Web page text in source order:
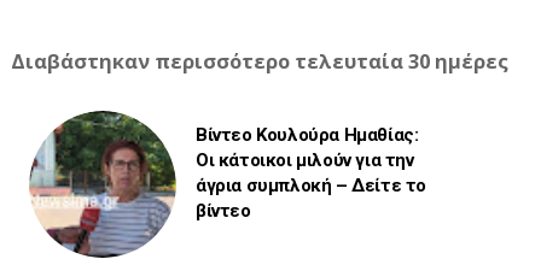
Διαβάστηκαν περισσότερο τελευταία 30 ημέρες
Βίντεο Κουλούρα Ημαθίας:
Οι κάτοικοι μιλούν για την
άγρια συμπλοκή – Δείτε το
βίντεο